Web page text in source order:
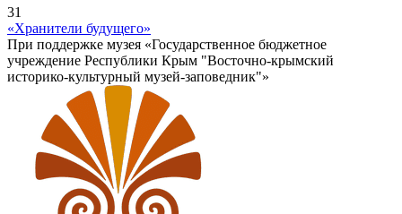
31
«Хранители будущего»
При поддержке музея «Государственное бюджетное
учреждение Республики Крым "Восточно-крымский
историко-культурный музей-заповедник"»